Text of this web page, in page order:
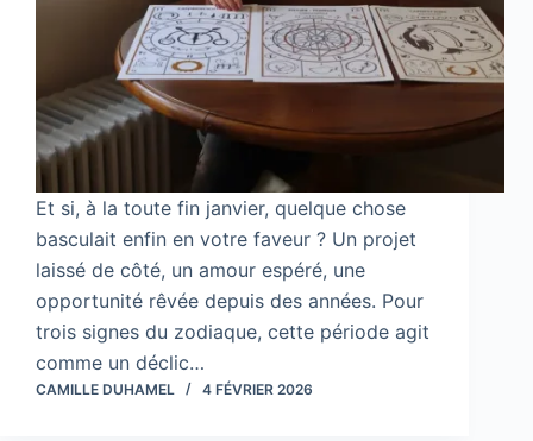
Et si, à la toute fin janvier, quelque chose
basculait enfin en votre faveur ? Un projet
laissé de côté, un amour espéré, une
opportunité rêvée depuis des années. Pour
trois signes du zodiaque, cette période agit
comme un déclic…
CAMILLE DUHAMEL 4 FÉVRIER 2026